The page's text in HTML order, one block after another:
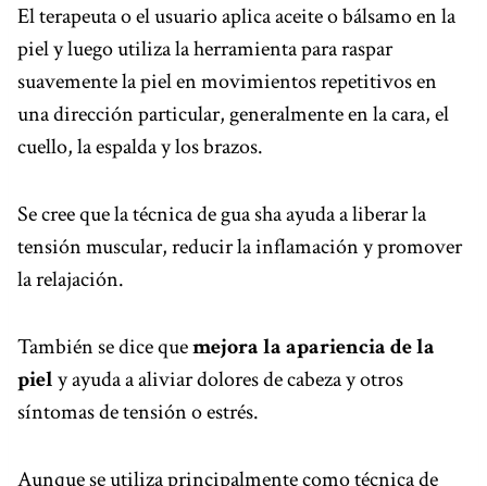
El terapeuta o el usuario aplica aceite o bálsamo en la
piel y luego utiliza la herramienta para raspar
suavemente la piel en movimientos repetitivos en
una dirección particular, generalmente en la cara, el
cuello, la espalda y los brazos.
Se cree que la técnica de gua sha ayuda a liberar la
tensión muscular, reducir la inflamación y promover
la relajación.
También se dice quemejora la apariencia de la
piely ayuda a aliviar dolores de cabeza y otros
síntomas de tensión o estrés.
Aunque se utiliza principalmente como técnica de